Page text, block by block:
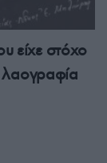
είχε στόχο
λαογραφία